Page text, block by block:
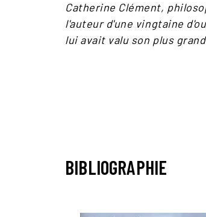
Catherine Clément,
l'auteur d'une vingtaine
lui avait valu son plus
BIBLIOGRAPHIE